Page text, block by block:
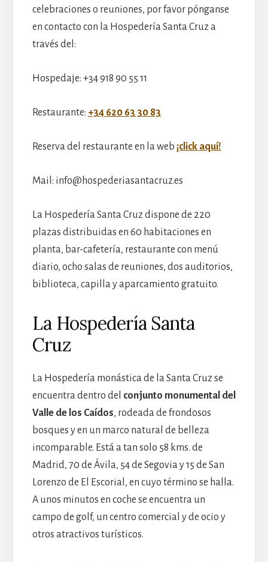
celebraciones o reuniones, por favor pónganse
en contacto con la Hospedería Santa Cruz a
través del:
Hospedaje: +34 918 90 55 11
Restaurante: +34 620 63 30 83
Reserva del restaurante en la web ¡click aquí!
Mail: info@hospederiasantacruz.es
La Hospedería Santa Cruz dispone de 220
plazas distribuidas en 60 habitaciones en
planta, bar-cafetería, restaurante con menú
diario, ocho salas de reuniones, dos auditorios,
biblioteca, capilla y aparcamiento gratuito.
La Hospedería Santa
Cruz
La Hospedería monástica de la Santa Cruz se
encuentra dentro del conjunto monumental del
Valle de los Caídos, rodeada de frondosos
bosques y en un marco natural de belleza
incomparable. Está a tan solo 58 kms. de
Madrid, 70 de Ávila, 54 de Segovia y 15 de San
Lorenzo de El Escorial, en cuyo término se halla.
A unos minutos en coche se encuentra un
campo de golf, un centro comercial y de ocio y
otros atractivos turísticos.